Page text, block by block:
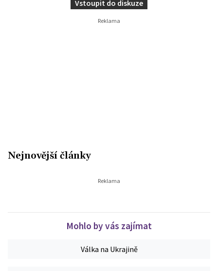
Vstoupit do diskuze
Nejnovější články
Mohlo by vás zajímat
Válka na Ukrajině